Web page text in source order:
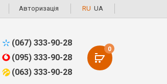
Авторизація RU UA
(067) 333-90-28
(095) 333-90-28
(063) 333-90-28
0